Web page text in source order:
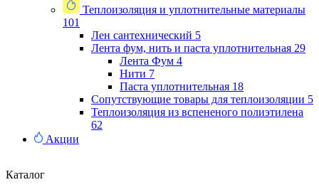
Теплоизоляция и уплотнительные материалы
101
Лен сантехнический 5
Лента фум, нить и паста уплотнительная 29
Лента Фум 4
Нити 7
Паста уплотнительная 18
Сопутствующие товары для теплоизоляции 5
Теплоизоляция из вспененого полиэтилена
62
Акции
Каталог